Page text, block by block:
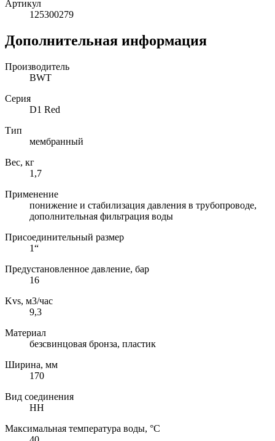
Артикул
125300279
Дополнительная информация
Производитель
BWT
Серия
D1 Red
Тип
мембранный
Вес, кг
1,7
Применение
понижение и стабилизация давления в трубопроводе,
дополнительная фильтрация воды
Присоединительный размер
1“
Предустановленное давление, бар
16
Kvs, м3/час
9,3
Материал
безсвинцовая бронза, пластик
Ширина, мм
170
Вид соединения
НН
Максимальная температура воды, °C